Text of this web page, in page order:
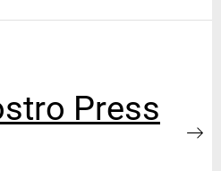
Press